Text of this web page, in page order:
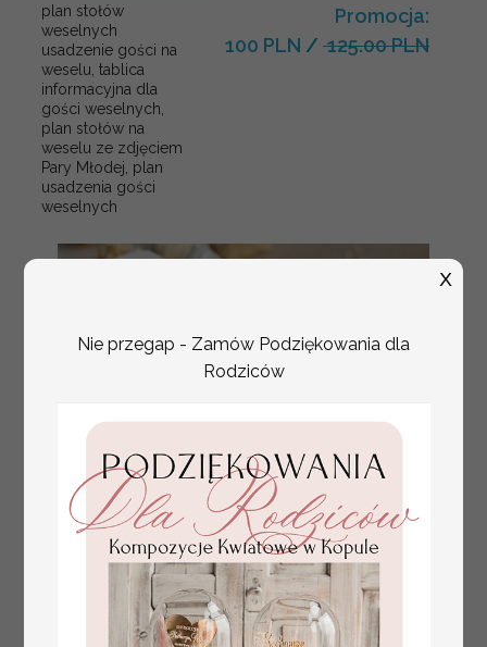
plan stołów
weselnych
usadzenie gości na
weselu, tablica
informacyjna dla
gości weselnych,
plan stołów na
weselu ze zdjęciem
Pary Młodej, plan
usadzenia gości
weselnych
Promocja:
100 PLN / 125.00 PLN
złote winietki na komunię, winietka
dekoracja stołu na komunii, komunijne
winietki z naturalnym kłosem
4.50 PLN
Nie przegap - Zamów Podziękowania dla
Rodziców
X